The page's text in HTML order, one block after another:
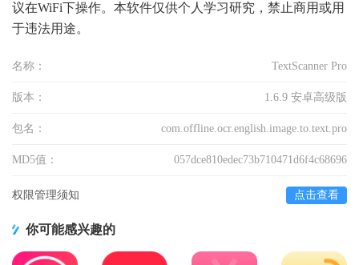
议在WiFi下操作。本软件仅供个人学习研究，禁止商用或用
于违法用途。
名称： TextScanner Pro
版本： 1.6.9 安卓高级版
包名： com.offline.ocr.english.image.to.text.pro
MD5值： 057dce810edec73b710471d6f4c68696
权限管理须知 点击查看
你可能感兴趣的